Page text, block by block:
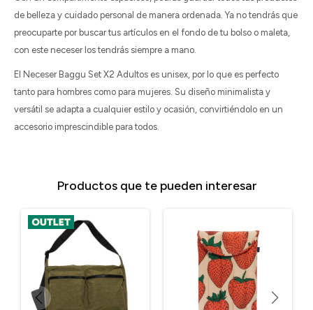
de belleza y cuidado personal de manera ordenada. Ya no tendrás que
preocuparte por buscar tus artículos en el fondo de tu bolso o maleta,
con este neceser los tendrás siempre a mano.
El Neceser Baggu Set X2 Adultos es unisex, por lo que es perfecto
tanto para hombres como para mujeres. Su diseño minimalista y
versátil se adapta a cualquier estilo y ocasión, convirtiéndolo en un
accesorio imprescindible para todos.
Productos que te pueden interesar